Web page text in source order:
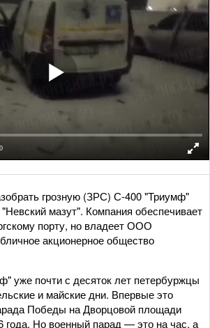
грозную (ЗРС) С-400 "Триумф"
мазут". Компания обеспечивает
порту, но владеет ООО
акционерное общество
уже почти с десяток лет петербуржцы
и майские дни. Впервые это
Победы на Дворцовой площади
года. Но военный парад — это на час, а